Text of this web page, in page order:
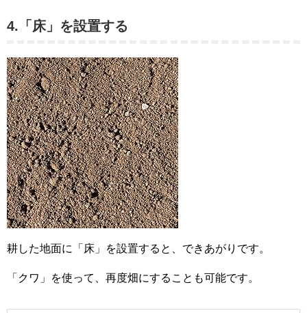
4.「床」を設置する
耕した地面に「床」を設置すると、できあがりです。
「クワ」を使って、再度畑にすることも可能です。